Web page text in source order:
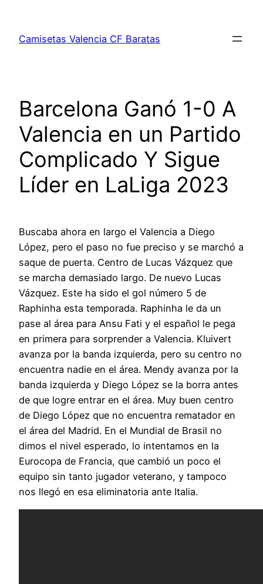
contenido
Camisetas Valencia CF Baratas
Barcelona Ganó 1-0 A
Valencia en un Partido
Complicado Y Sigue
Líder en LaLiga 2023
Buscaba ahora en largo el Valencia a Diego
López, pero el paso no fue preciso y se marchó a
saque de puerta. Centro de Lucas Vázquez que
se marcha demasiado largo. De nuevo Lucas
Vázquez. Este ha sido el gol número 5 de
Raphinha esta temporada. Raphinha le da un
pase al área para Ansu Fati y el español le pega
en primera para sorprender a Valencia. Kluivert
avanza por la banda izquierda, pero su centro no
encuentra nadie en el área. Mendy avanza por la
banda izquierda y Diego López se la borra antes
de que logre entrar en el área. Muy buen centro
de Diego López que no encuentra rematador en
el área del Madrid. En el Mundial de Brasil no
dimos el nivel esperado, lo intentamos en la
Eurocopa de Francia, que cambió un poco el
equipo sin tanto jugador veterano, y tampoco
nos llegó en esa eliminatoria ante Italia.